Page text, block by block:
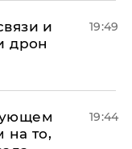
и
дрон
19:49
на то,
19:44